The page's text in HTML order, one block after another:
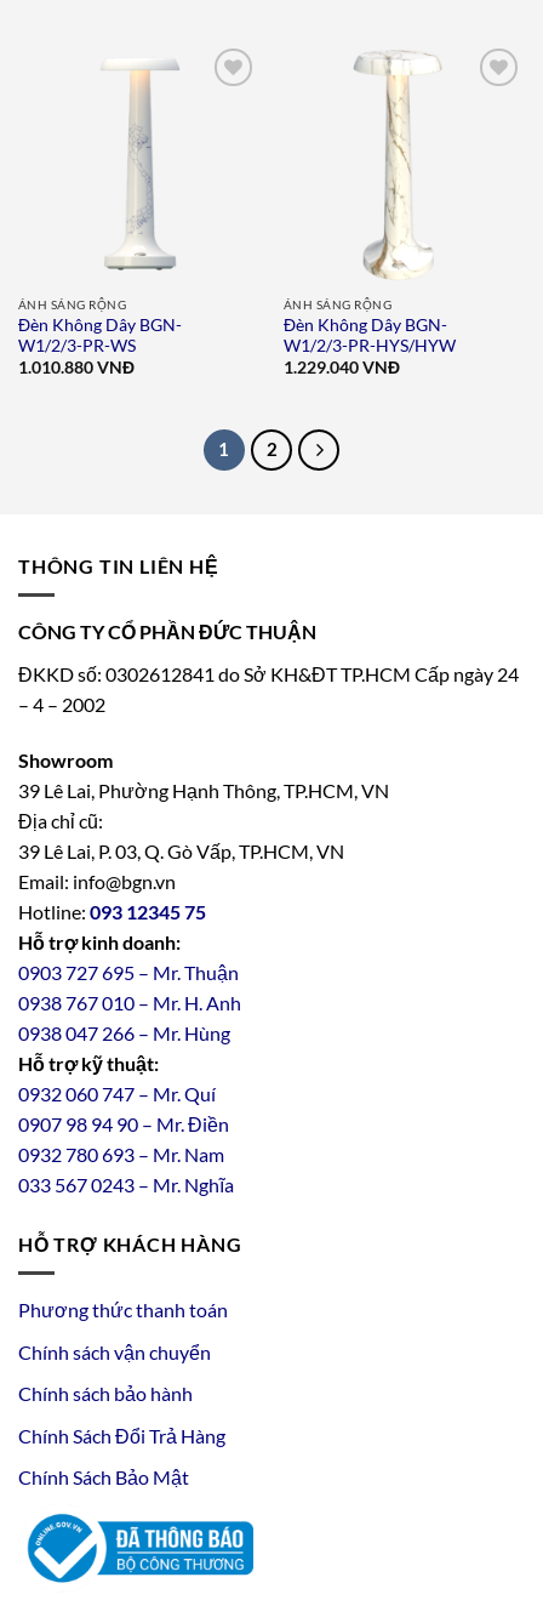
ÁNH SÁNG RỘNG
Đèn Không Dây BGN-
W1/2/3-PR-WS
1.010.880VNĐ
ÁNH SÁNG RỘNG
Đèn Không Dây BGN-
W1/2/3-PR-HYS/HYW
1.229.040VNĐ
1 2
THÔNG TIN LIÊN HỆ
CÔNG TY CỔ PHẦN ĐỨC THUẬN
ĐKKD số: 0302612841 do Sở KH&ĐT TP.HCM Cấp ngày 24
– 4 – 2002
Showroom
39 Lê Lai, Phường Hạnh Thông, TP.HCM, VN
Địa chỉ cũ:
39 Lê Lai, P. 03, Q. Gò Vấp, TP.HCM, VN
Email: info@bgn.vn
Hotline: 093 12345 75
Hỗ trợ kinh doanh:
0903 727 695 – Mr. Thuận
0938 767 010 – Mr. H. Anh
0938 047 266 – Mr. Hùng
Hỗ trợ kỹ thuật:
0932 060 747 – Mr. Quí
0907 98 94 90 – Mr. Điền
0932780693 – Mr. Nam
033 567 0243 – Mr. Nghĩa
HỖ TRỢ KHÁCH HÀNG
Phương thức thanh toán
Chính sách vận chuyển
Chính sách bảo hành
Chính Sách Đổi Trả Hàng
Chính Sách Bảo Mật